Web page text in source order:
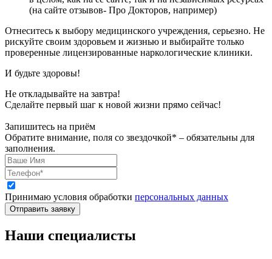
(на сайте отзывов- Про Докторов, например)
Отнеситесь к выбору медицинского учреждения, серьезно. Не
рискуйте своим здоровьем и жизнью и выбирайте только
проверенные лицензированные наркологические клиники.
И будьте здоровы!
Не откладывайте на завтра!
Сделайте первый шаг к новой жизни прямо сейчас!
Запишитесь на приём
Обратите внимание, поля со звездочкой* – обязательны для
заполнения.
Принимаю условия обработки персональных данных
Отправить заявку
Наши специалисты